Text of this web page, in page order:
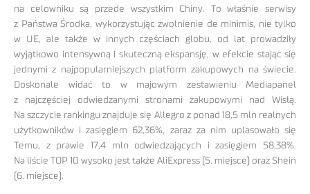
na celowniku są przede wszystkim Chiny. To właśnie serwisy
z Państwa Środka, wykorzystując zwolnienie de minimis, nie tylko
w UE, ale także w innych częściach globu, od lat prowadziły
wyjątkowo intensywną i skuteczną ekspansję, w efekcie stając się
jednymi z najpopularniejszych platform zakupowych na świecie.
Doskonale widać to w majowym zestawieniu Mediapanel
z najczęściej odwiedzanymi stronami zakupowymi nad Wisłą.
Na szczycie rankingu znajduje się Allegro z ponad 18,5 mln realnych
użytkowników i zasięgiem 62,36%, zaraz za nim uplasowało się
Temu, z prawie 17,4 mln odwiedzających i zasięgiem 58,38%.
Na liście TOP 10 wysoko jest także AliExpress (5. miejsce) oraz Shein
(6. miejsce).